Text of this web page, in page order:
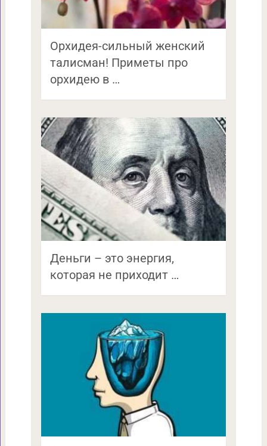
Орхидея-сильный женский
талисман! Приметы про
орхидею в …
Деньги – это энергия,
которая не приходит …